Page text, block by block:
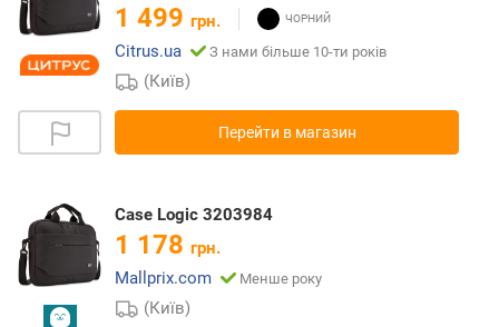
1 499 грн.
Citrus.ua
З нами більше 10-ти років
(Київ)
Перейти в магазин
Case Logic 3203984
1 178 грн.
Mallprix.com
Менше року
(Київ)